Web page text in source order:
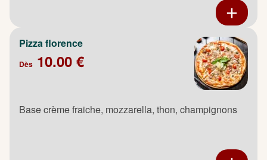
Pizza florence
Dès 10.00 €
Base crème fraiche, mozzarella, thon, champignons